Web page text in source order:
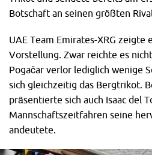
Botschaft an seinen größten
UAE Team Emirates-XRG zeigte
Vorstellung. Zwar reichte es
Pogačar verlor lediglich wenige
sich gleichzeitig das Bergtrikot.
präsentierte sich auch Isaac del
Mannschaftszeitfahren seine
andeutete.